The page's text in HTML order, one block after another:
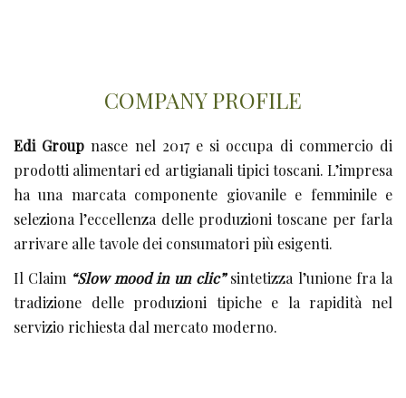
COMPANY PROFILE
Edi Groupnasce nel 2017 e si occupa di commercio di
prodotti alimentari ed artigianali tipici toscani. L’impresa
ha una marcata componente giovanile e femminile e
seleziona l’eccellenza delle produzioni toscane per farla
arrivare alle tavole dei consumatori più esigenti.
Il Claim “Slow mood in un clic”sintetizza l’unione fra la
tradizione delle produzioni tipiche e la rapidità nel
servizio richiesta dal mercato moderno.